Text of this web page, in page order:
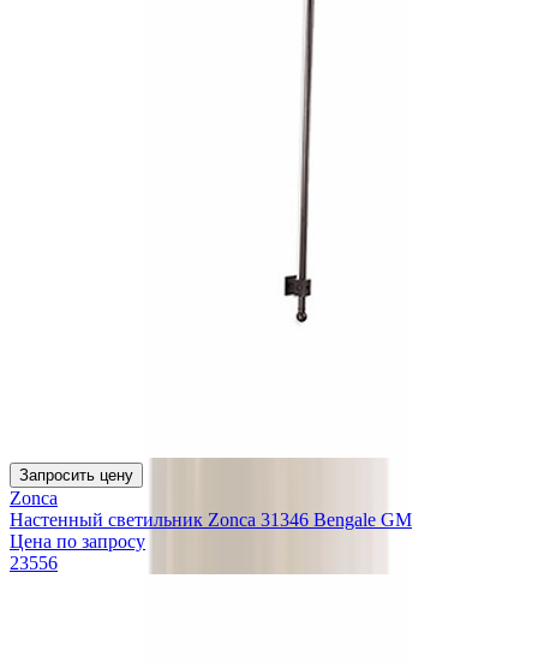
Запросить цену
Zonca
Настенный светильник Zonca 31346 Bengale GM
Цена по запросу
23556